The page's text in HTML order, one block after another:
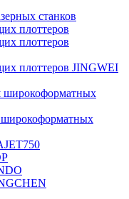
станков
плоттеров
плоттеров
плоттеров JINGWEI
широкоформатных